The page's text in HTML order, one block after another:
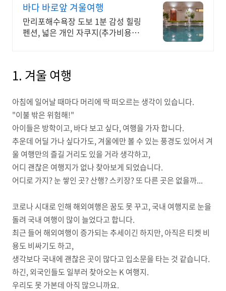
바다 바로앞 겨울여행
만리포해수욕장 도보 1분 감성 힐링
펜션, 넓은 개인 자쿠지(추가비용없
1. 겨울 여행
아침에 일어날 때마다 머리에 딱 떠오르는 생각이 있습니다.
"이불 밖은 위험해!"
아이들은 방학이고, 바다 보고 싶다, 여행을 가자 합니다.
추운데 어딜 가나 싶다가도, 겨울에만 볼 수 있는 풍경도 있어서 겨
울 여행만의 즐길 거리도 있을 거라 생각하고,
어디 괜찮은 여행지가 없나 찾아보게 되었습니다.
어디로 가지? 눈 쌓인 곳? 산행? 스키장? 또 다른 곳은 없을까...
코로나 시대로 인해 해외여행은 꿈도 못 꾸고, 국내 여행지로 눈을
돌려 국내 여행이 많이 늘었다고 합니다.
최근 들어 해외여행이 증가되는 추세이긴 하지만, 아직은 티켓 비
용도 비싸기도 하고,
생각보다 국내에 괜찮은 곳이 많다고 입소문을 타는 것 같습니다.
하긴, 외국인들도 일부러 찾아오는 K 여행지.
우리도 못 가본데 아직 많으니까요.